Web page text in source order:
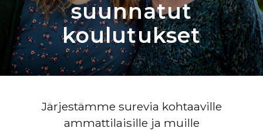
suunnatut
koulutukset
Järjestämme surevia kohtaaville
ammattilaisille ja muille